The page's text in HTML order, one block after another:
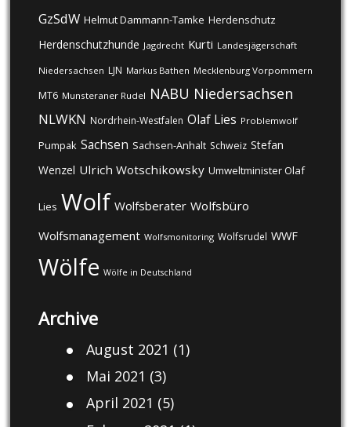
GzSdW Helmut Dammann-Tamke Herdenschutz
Herdenschutzhunde Jagdrecht Kurti Landesjägerschaft
Niedersachsen LJN Markus Bathen Mecklenburg Vorpommern
MT6 Munsteraner Rudel NABU Niedersachsen
NLWKN Nordrhein-Westfalen Olaf Lies Problemwolf
Pumpak Sachsen Sachsen-Anhalt Schweiz Stefan
Wenzel Ulrich Wotschikowsky Umweltminister Olaf
Lies Wolf Wolfsberater Wolfsbüro
Wolfsmanagement Wolfsmonitoring Wolfsrudel WWF
Wölfe Wölfe in Deutschland
Archive
August 2021 (1)
Mai 2021 (3)
April 2021 (5)